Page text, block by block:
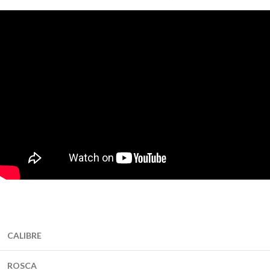
CALIBRE
ROSCA